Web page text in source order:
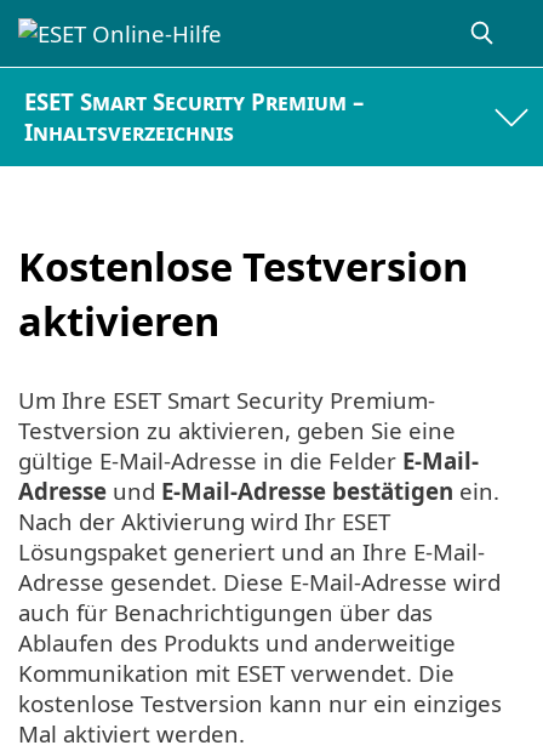
ESET Smart Security Premium –
Inhaltsverzeichnis
Kostenlose Testversion
aktivieren
Um Ihre ESET Smart Security Premium-
Testversion zu aktivieren, geben Sie eine
gültige E-Mail-Adresse in die Felder E-Mail-
Adresse und E-Mail-Adresse bestätigen ein.
Nach der Aktivierung wird Ihr ESET
Lösungspaket generiert und an Ihre E-Mail-
Adresse gesendet. Diese E-Mail-Adresse wird
auch für Benachrichtigungen über das
Ablaufen des Produkts und anderweitige
Kommunikation mit ESET verwendet. Die
kostenlose Testversion kann nur ein einziges
Mal aktiviert werden.